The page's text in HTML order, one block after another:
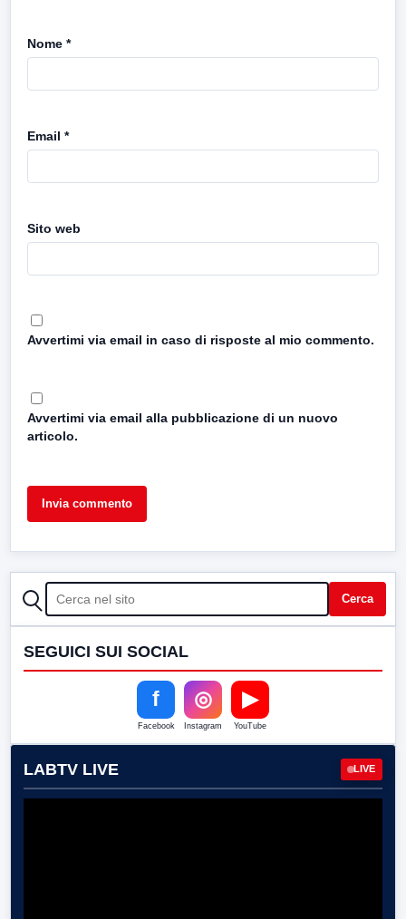
Nome *
Email *
Sito web
Avvertimi via email in caso di risposte al mio commento.
Avvertimi via email alla pubblicazione di un nuovo
articolo.
CERCA Cerca
SEGUICI SUI SOCIAL
f
Facebook
◎
Instagram
▶
YouTube
LABTV LIVE LIVE